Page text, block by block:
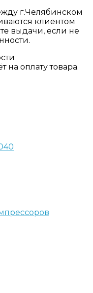
г.Челябинском
клиентом
выдачи, если не
на оплату товара.